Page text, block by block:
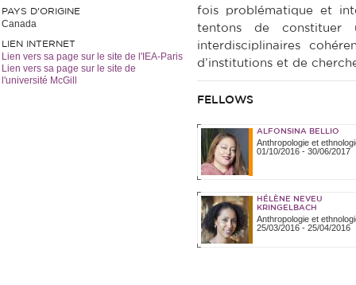
PAYS D'ORIGINE
Canada
LIEN INTERNET
Lien vers sa page sur le site de l'IEA-Paris
Lien vers sa page sur le site de
l'université McGill
fois problématique et
tentons de constituer
interdisciplinaires
d’institutions et de
FELLOWS
ALFONSINA BELLIO
Anthropologie et
01/10/2016- 30/06/2017
HÉLÈNE NEVEU
KRINGELBACH
Anthropologie et
25/03/2016- 25/04/2016